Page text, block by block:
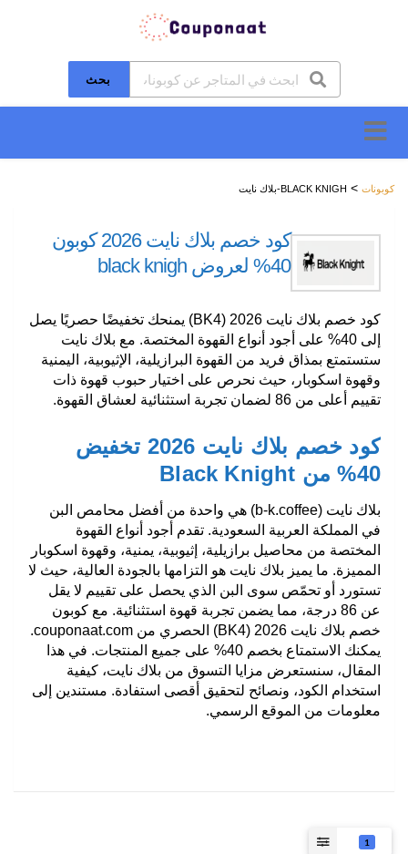
بحث
إلى
المحتوى
كوبونات > BLACK KNIGH-بلاك نايت
كود خصم بلاك نايت 2026 كوبون
40% لعروض black knigh
كود خصم بلاك نايت 2026 (BK4) يمنحك تخفيضًا حصريًا يصل
إلى 40% على أجود أنواع القهوة المختصة. مع بلاك نايت
ستستمتع بمذاق فريد من القهوة البرازيلية، الإثيوبية، اليمنية
وقهوة اسكوبار، حيث نحرص على اختيار حبوب قهوة ذات
تقييم أعلى من 86 لضمان تجربة استثنائية لعشاق القهوة.
كود خصم بلاك نايت 2026 تخفيض
40% من Black Knight
بلاك نايت
(b-k.coffee) هي واحدة من أفضل محامص البن
في المملكة العربية السعودية. تقدم أجود أنواع القهوة
المختصة من محاصيل برازيلية، إثيوبية، يمنية، وقهوة اسكوبار
المميزة. ما يميز بلاك نايت هو التزامها بالجودة العالية، حيث لا
تستورد أو تحمّص سوى البن الذي يحصل على تقييم لا يقل
عن 86 درجة، مما يضمن تجربة قهوة استثنائية. مع
كوبون
خصم بلاك نايت 2026
(BK4) الحصري من couponaat.com.
يمكنك الاستمتاع بخصم 40% على جميع المنتجات. في هذا
المقال، سنستعرض مزايا التسوق من بلاك نايت، كيفية
استخدام الكود، ونصائح لتحقيق أقصى استفادة. مستندين إلى
معلومات من الموقع الرسمي.
1